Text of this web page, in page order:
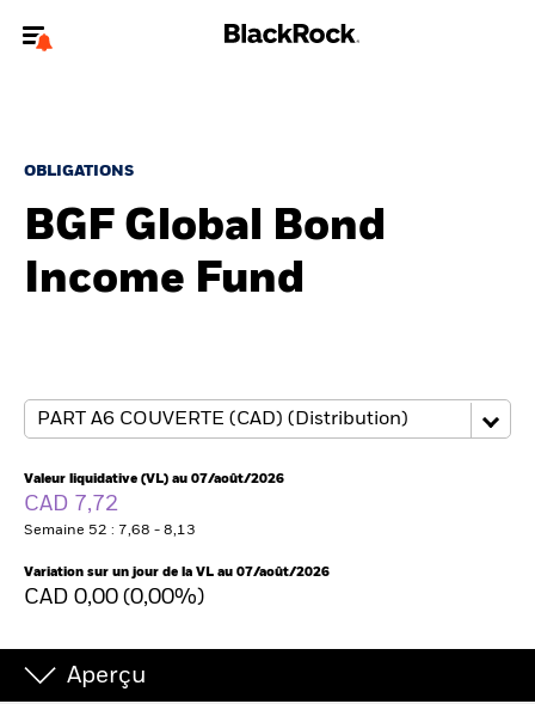
jourvotre type d'utilisateur
Nous connaître
ETF iShares
Analyses
Education
Intermédiaires financiers
France
Change location
OBLIGATIONS
BGF Global Bond
Income Fund
Valeur liquidative (VL) au 07/août/2026
CAD 7,72
Semaine 52 : 7,68 - 8,13
Variation sur un jour de la VL au 07/août/2026
CAD 0,00 (0,00%)
Aperçu